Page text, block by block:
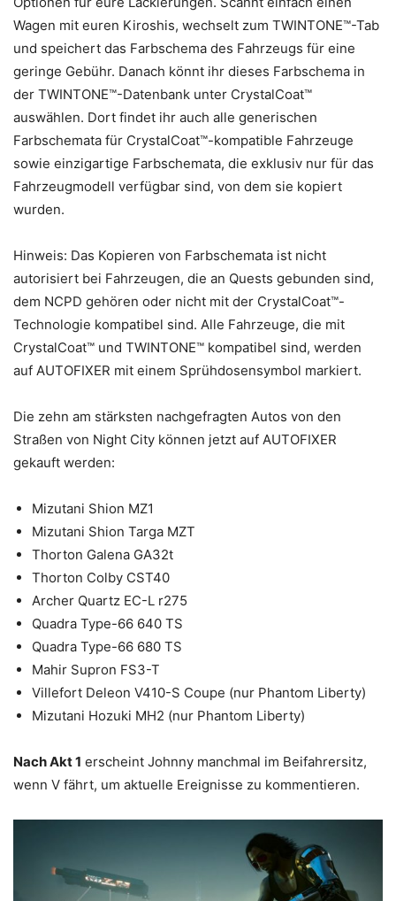
Wagen mit euren Kiroshis, wechselt zum TWINTONE™-Tab
und speichert das Farbschema des Fahrzeugs für eine
geringe Gebühr. Danach könnt ihr dieses Farbschema in
der TWINTONE™-Datenbank unter CrystalCoat™
auswählen. Dort findet ihr auch alle generischen
Farbschemata für CrystalCoat™-kompatible Fahrzeuge
sowie einzigartige Farbschemata, die exklusiv nur für das
Fahrzeugmodell verfügbar sind, von dem sie kopiert
wurden.
Hinweis: Das Kopieren von Farbschemata ist nicht
autorisiert bei Fahrzeugen, die an Quests gebunden sind,
dem NCPD gehören oder nicht mit der CrystalCoat™-
Technologie kompatibel sind. Alle Fahrzeuge, die mit
CrystalCoat™ und TWINTONE™ kompatibel sind, werden
auf AUTOFIXER mit einem Sprühdosensymbol markiert.
Die zehn am stärksten nachgefragten Autos von den
Straßen von Night City können jetzt auf AUTOFIXER
gekauft werden:
Mizutani Shion MZ1
Mizutani Shion Targa MZT
Thorton Galena GA32t
Thorton Colby CST40
Archer Quartz EC-L r275
Quadra Type-66 640 TS
Quadra Type-66 680 TS
Mahir Supron FS3-T
Villefort Deleon V410-S Coupe (nur Phantom Liberty)
Mizutani Hozuki MH2 (nur Phantom Liberty)
Nach Akt 1 erscheint Johnny manchmal im Beifahrersitz,
wenn V fährt, um aktuelle Ereignisse zu kommentieren.